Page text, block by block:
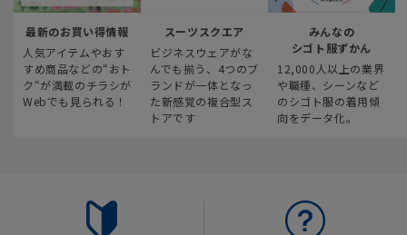
最新のお買い得情報
人気アイテムやおす
すめ商品などの“おト
ク“が満載のチラシが
Webでも見られる！
スーツスクエア
ビジネスウェアがな
んでも揃う、4つのブ
ランドが一体となっ
た新感覚の複合型ス
トアです
みんなの
シゴト服ずかん
12,000人以上の業界
や職種、シーンなど
のシゴト服の着用傾
向をデータ化。